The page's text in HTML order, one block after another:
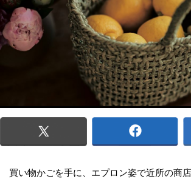
買い物かごを手に、エプロン姿で近所の商